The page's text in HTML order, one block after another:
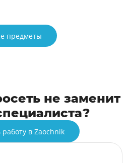
предметы
не заменит
работу в Zaochnik